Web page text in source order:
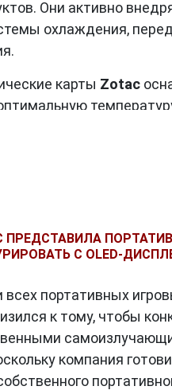
Они активно
охлаждения,
карты Zotac
повышает
в любых
и компактных
красоту и
на окружающую
в своем
бренд, который
ПРЕДСТАВИЛА
С OLED-
всех портативных
к тому, чтобы
компания